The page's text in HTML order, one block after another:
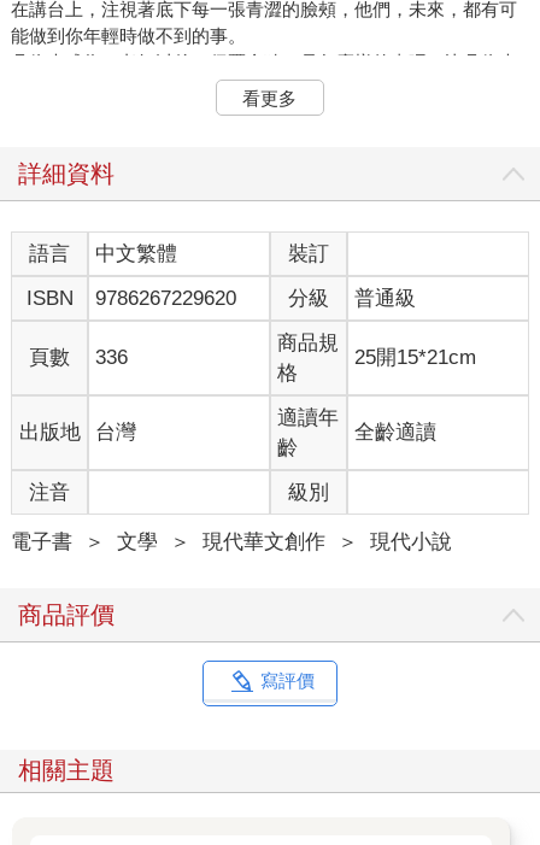
在講台上，注視著底下每一張青澀的臉頰，他們，未來，都有可
能做到你年輕時做不到的事。
吳依光成為了老師以後，偶爾會猜，是怎麼樣的事呢？比吳依光
早一年考到正式教職的林，她等到了。電話裡，林的聲音無比雀
躍，仔細聽還有泫然的鼻音。林說，時間一到，她就守在電視機
到對手難以應付的位置。女孩讀書時，時常為了集訓而請假，林
種僭越，她根本不懂羽球。林往往只是蓋章，說，加油。女孩是
個有禮貌的人，她會說，謝謝老師。即使林教的國文，女孩讀得
很差，她還是敬林，做為她的老師。女孩在這屆奧運摘下銀牌。
林說到一半哭了起來，她告訴吳依光，王教授是對的，再給她下
輩子，下下輩子，她都去不了奧運，可是，她可以說，她教過女
吳依光傾聽，在必須回應時，給予一、兩個肯定的語助詞。半
晌，林想起她還要打給其他朋友，這才掛上電話。吳依光站起
身，走進廚房，洗掉水槽裡的盤子跟餐具。午餐吃義大利麵，謝
維哲煮的，說煮有些誇大，無非把義大利麵煮熟，瀝水，倒入適
量橄欖油，拌上兩人都喜歡的羅勒青醬。他們試吃了好多品牌，
才挑到彼此大致滿意的味道。謝維哲燙了母親寄來的冷凍透抽，
絕，或者以有些撒嬌的口吻說，別這樣，你也一起吃。她跟謝維
哲不是那種關係。她說，謝謝，並且要求自己享受每一口來自他
稍晚，吳依光跟在謝維哲身後，拜訪母親跟父親。桌上的菜餚一
謝維哲神色正常，幾乎算得上愉快，彷彿這些食材本來就應該這
看更多
詳細資料
語言 中文繁體
裝訂
ISBN
9786267229620 分級 普通級
頁數 336
商品規
格
25開15*21cm
出版地 台灣
適讀年
齡
全齡適讀
注音 級別
電子書 ＞ 文學 ＞ 現代華文創作 ＞ 現代小說
商品評價
寫評價
相關主題